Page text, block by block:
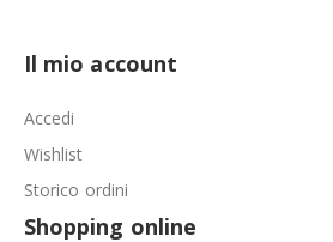
Il mio account
Accedi
Wishlist
Storico ordini
Shopping online